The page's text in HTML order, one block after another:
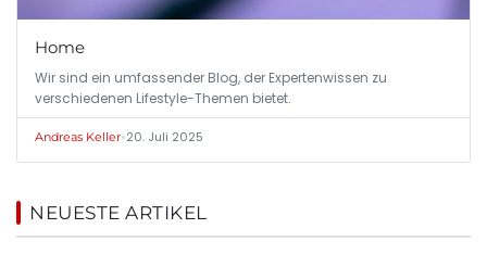
Home
Wir sind ein umfassender Blog, der Expertenwissen zu
verschiedenen Lifestyle-Themen bietet.
Andreas Keller•20. Juli 2025
NEUESTE ARTIKEL